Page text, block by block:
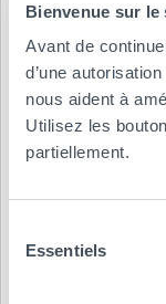
Bienvenue sur le
Avant de
d’une
nous aident à
Utilisez les
partiellement.
Essentiels
N’est-ce pas
grèves, les
des examens ?
Jld